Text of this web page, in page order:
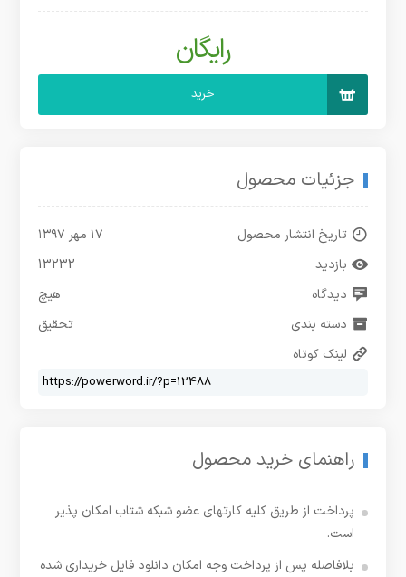
رایگان
خرید
جزئیات محصول
تاریخ انتشار محصول
۱۷ مهر ۱۳۹۷
بازدید
13232
دیدگاه
هیچ
دسته بندی
تحقیق
لینک کوتاه
راهنمای خرید محصول
پرداخت از طریق کلیه کارتهای عضو شبکه شتاب امکان پذیر
است.
بلافاصله پس از پرداخت وجه امکان دانلود فایل خریداری شده